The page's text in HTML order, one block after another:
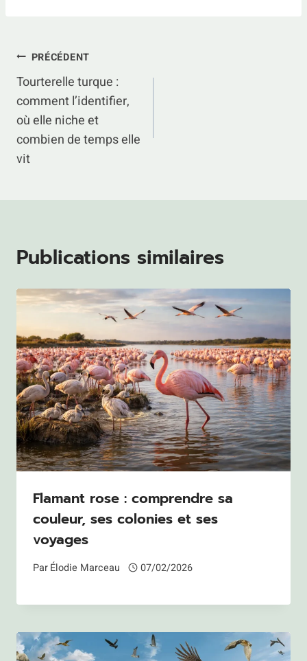
Navigation
de
l’article
PRÉCÉDENT
Tourterelle turque :
comment l’identifier,
où elle niche et
combien de temps elle
vit
Publications similaires
Flamant rose : comprendre sa
couleur, ses colonies et ses
voyages
ParÉlodie Marceau 07/02/2026